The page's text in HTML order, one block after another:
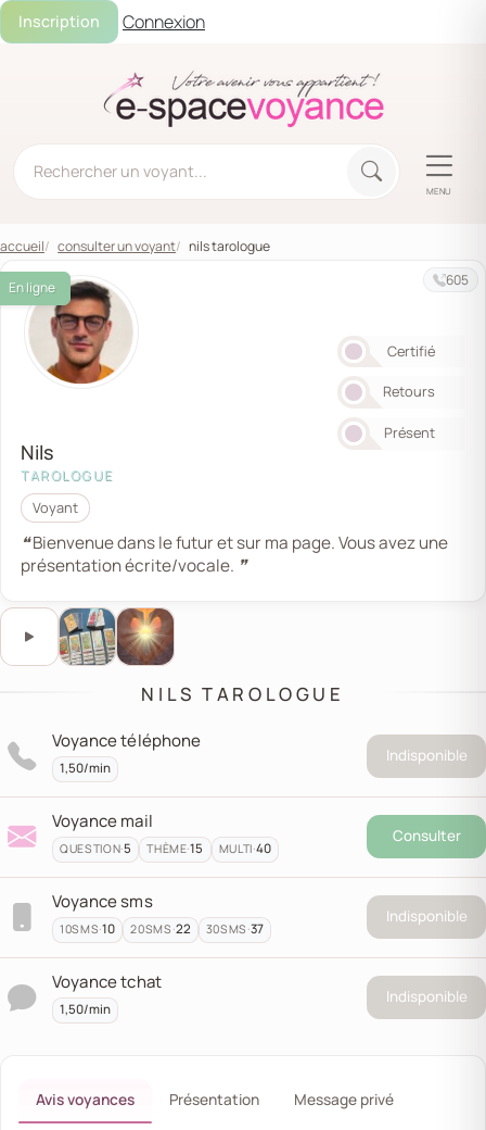
Inscription Connexion
MENU
accueil consulter un voyant nils tarologue
NILS TAROLOGUE
Voyance téléphone
1,50/min
Indisponible
Voyance mail
QUESTION·5 THÈME·15 MULTI·40
Consulter
Voyance sms
10SMS·10 20SMS ·22 30SMS ·37
Indisponible
Voyance tchat
1,50/min
Indisponible
En ligne 605
Certifié
Retours
Présent
Nils
TAROLOGUE
Voyant
❝ Bienvenue dans le futur et sur ma page. Vous avez une
présentation écrite/vocale. ❞
Écouter l'audio de présentation
Ce bouton lance ou met en pause l’audio de
Avis voyances Présentation Message privé